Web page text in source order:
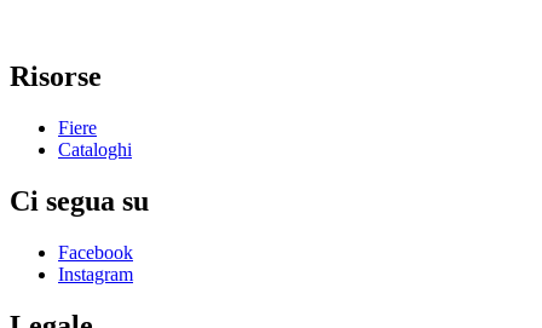
Risorse
Fiere
Cataloghi
Ci segua su
Facebook
Instagram